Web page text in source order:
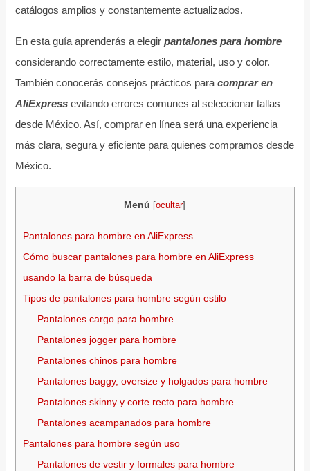
catálogos amplios y constantemente actualizados.
En esta guía aprenderás a elegir pantalones para hombre
considerando correctamente estilo, material, uso y color.
También conocerás consejos prácticos para comprar en
AliExpressevitando errores comunes al seleccionar tallas
desde México. Así, comprar en línea será una experiencia
más clara, segura y eficiente para quienes compramos desde
México.
Menú [ocultar]
Pantalones para hombre en AliExpress
Cómo buscar pantalones para hombre en AliExpress
usando la barra de búsqueda
Tipos de pantalones para hombre según estilo
Pantalones cargo para hombre
Pantalones jogger para hombre
Pantalones chinos para hombre
Pantalones baggy, oversize y holgados para hombre
Pantalones skinny y corte recto para hombre
Pantalones acampanados para hombre
Pantalones para hombre según uso
Pantalones de vestir y formales para hombre